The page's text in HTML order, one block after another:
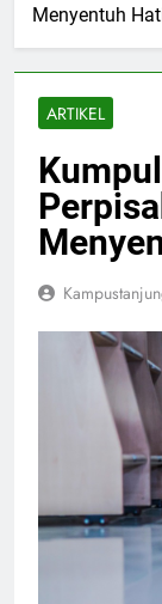
Menyentuh
ARTIKEL